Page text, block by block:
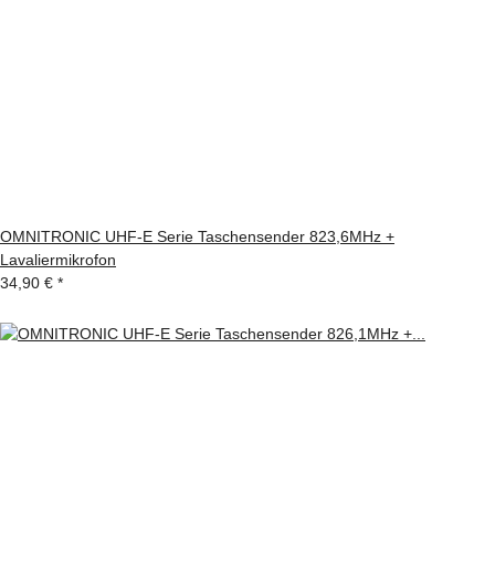
OMNITRONIC UHF-E Serie Taschensender 823,6MHz +
Lavaliermikrofon
34,90 € *